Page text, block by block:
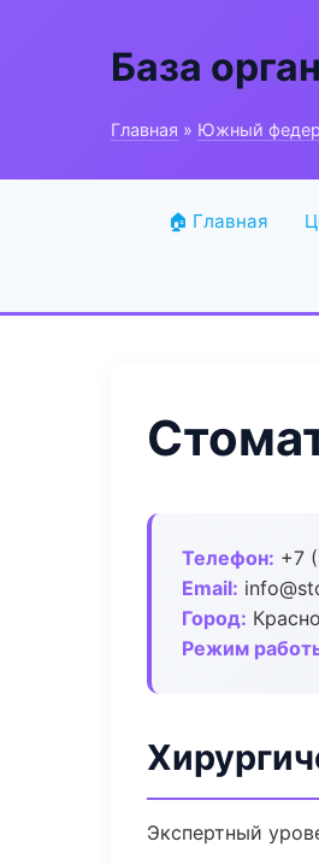
База
Главная » Южный
🏠 Главная
Телефон: +7
Email:
Город:
Режим
Экспертный